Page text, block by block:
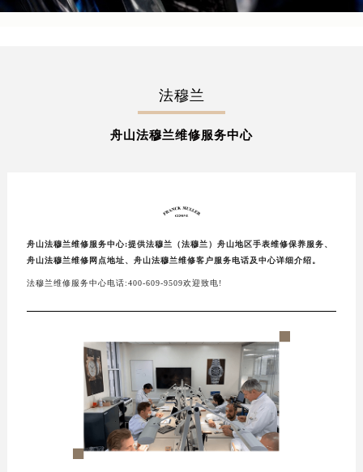
法穆兰
舟山法穆兰维修服务中心
舟山法穆兰维修服务中心:提供法穆兰（法穆兰）舟山地区手表维修保养服务、
舟山法穆兰维修网点地址、舟山法穆兰维修客户服务电话及中心详细介绍。
法穆兰维修服务中心电话:400-609-9509欢迎致电!